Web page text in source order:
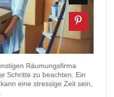
Räumungsfirma
Schritte zu beachten. Ein
eine stressige Zeit sein,